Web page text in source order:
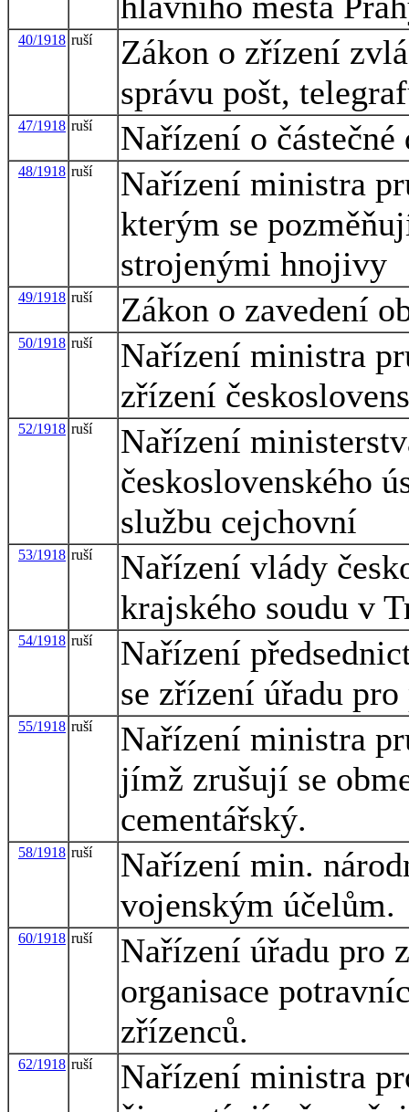
40/1918 ruší
Zákon o zřízení
správu pošt,
47/1918 ruší Nařízení o
48/1918 ruší
Nařízení ministra
kterým se
strojenými hnojivy
49/1918 ruší Zákon o zavedení
50/1918 ruší
Nařízení ministra
zřízení
52/1918 ruší
Nařízení
československého
službu cejchovní
53/1918 ruší
Nařízení vlády
krajského soudu v
54/1918 ruší
Nařízení
se zřízení úřadu
55/1918 ruší
Nařízení ministra
jímž zrušují se
cementářský.
58/1918 ruší
Nařízení min.
vojenským účelům.
60/1918 ruší
Nařízení úřadu pro
organisace
zřízenců.
62/1918 ruší
Nařízení ministra